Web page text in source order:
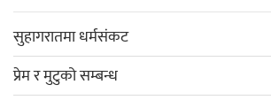
सुहागरातमा धर्मसंकट
प्रेम र मुटुको सम्बन्ध